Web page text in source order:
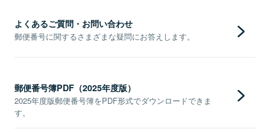
よくあるご質問・お問い合わせ
郵便番号に関するさまざまな疑問にお答えします。
郵便番号簿PDF（2025年度版）
2025年度版郵便番号簿をPDF形式でダウンロードできま
す。